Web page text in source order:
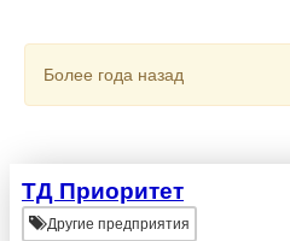
Более года назад
ТД Приоритет
Другие предприятия